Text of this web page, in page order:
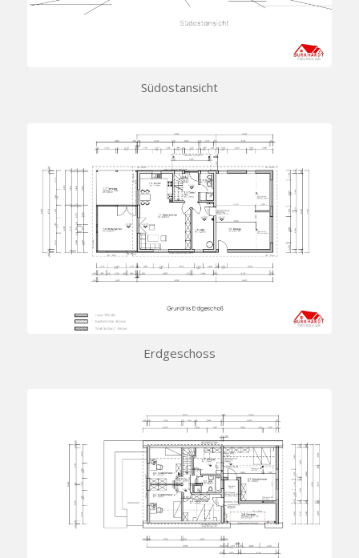
Südostansicht
Erdgeschoss